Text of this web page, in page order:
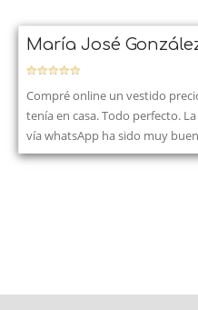
María José
Compré online un vestido
tenía en casa. Todo perfecto.
vía whatsApp ha sido muy